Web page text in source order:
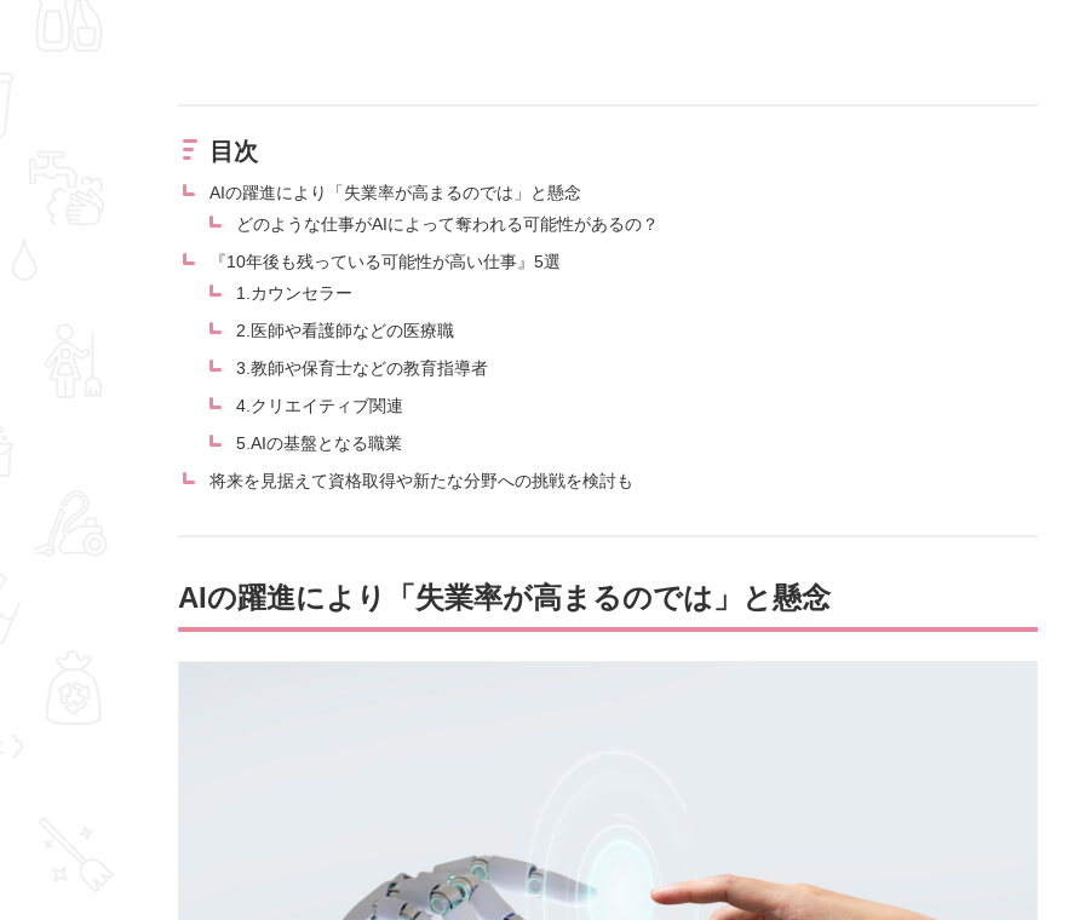
目次
AIの躍進により「失業率が高まるのでは」と懸念
どのような仕事がAIによって奪われる可能性があるの？
『10年後も残っている可能性が高い仕事』5選
1.カウンセラー
2.医師や看護師などの医療職
3.教師や保育士などの教育指導者
4.クリエイティブ関連
5.AIの基盤となる職業
将来を見据えて資格取得や新たな分野への挑戦を検討も
AIの躍進により「失業率が高まるのでは」と懸念